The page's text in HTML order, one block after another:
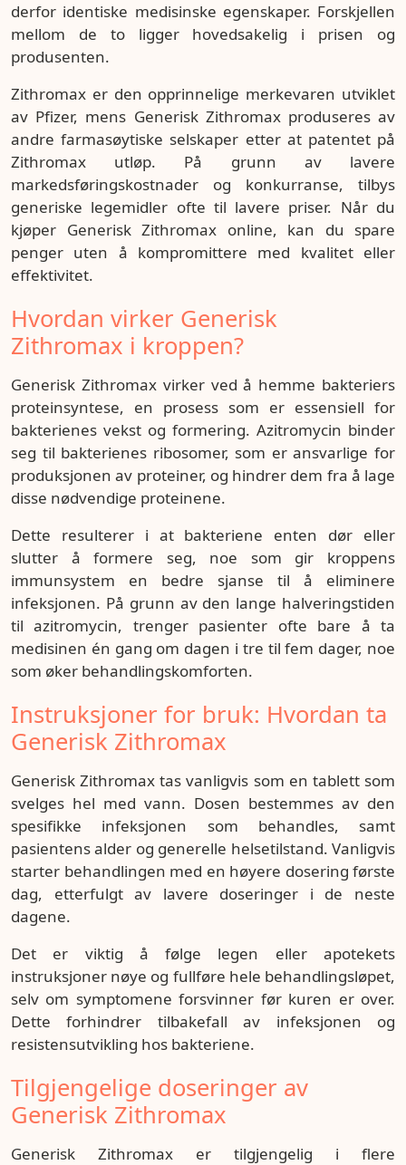
derfor identiske medisinske egenskaper. Forskjellen
mellom de to ligger hovedsakelig i prisen og
produsenten.
Zithromax er den opprinnelige merkevaren utviklet
av Pfizer, mens Generisk Zithromax produseres av
andre farmasøytiske selskaper etter at patentet på
Zithromax utløp. På grunn av lavere
markedsføringskostnader og konkurranse, tilbys
generiske legemidler ofte til lavere priser. Når du
kjøper Generisk Zithromax online, kan du spare
penger uten å kompromittere med kvalitet eller
effektivitet.
Hvordan virker Generisk
Zithromax i kroppen?
Generisk Zithromax virker ved å hemme bakteriers
proteinsyntese, en prosess som er essensiell for
bakterienes vekst og formering. Azitromycin binder
seg til bakterienes ribosomer, som er ansvarlige for
produksjonen av proteiner, og hindrer dem fra å lage
disse nødvendige proteinene.
Dette resulterer i at bakteriene enten dør eller
slutter å formere seg, noe som gir kroppens
immunsystem en bedre sjanse til å eliminere
infeksjonen. På grunn av den lange halveringstiden
til azitromycin, trenger pasienter ofte bare å ta
medisinen én gang om dagen i tre til fem dager, noe
som øker behandlingskomforten.
Instruksjoner for bruk: Hvordan ta
Generisk Zithromax
Generisk Zithromax tas vanligvis som en tablett som
svelges hel med vann. Dosen bestemmes av den
spesifikke infeksjonen som behandles, samt
pasientens alder og generelle helsetilstand. Vanligvis
starter behandlingen med en høyere dosering første
dag, etterfulgt av lavere doseringer i de neste
dagene.
Det er viktig å følge legen eller apotekets
instruksjoner nøye og fullføre hele behandlingsløpet,
selv om symptomene forsvinner før kuren er over.
Dette forhindrer tilbakefall av infeksjonen og
resistensutvikling hos bakteriene.
Tilgjengelige doseringer av
Generisk Zithromax
Generisk Zithromax er tilgjengelig i flere